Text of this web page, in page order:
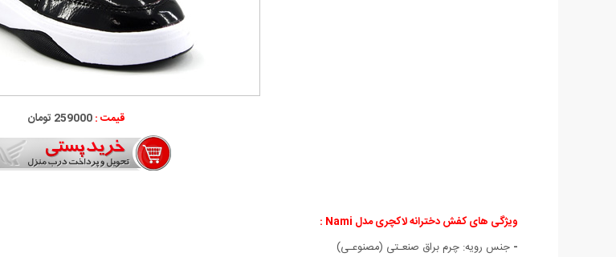
قیمت :259000 تومان
ویژگی های کفش دخترانه لاکچری مدل Nami :
- جنس رویه: چرم براق صنعـتی (مصنوعـی)